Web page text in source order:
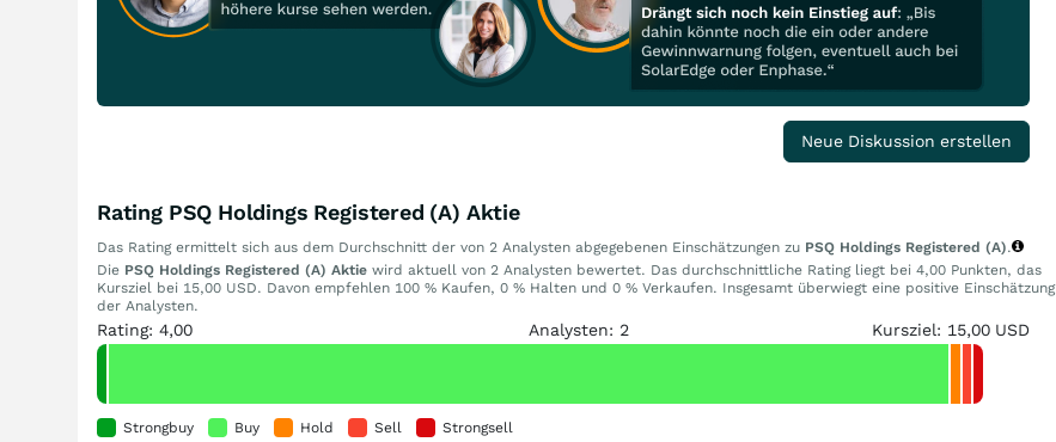
Neue Diskussion erstellen
Rating PSQ Holdings Registered (A) Aktie
Das Rating ermittelt sich aus dem Durchschnitt der von 2 Analysten abgegebenen Einschätzungen zu PSQ Holdings Registered (A).
Die PSQ Holdings Registered (A) Aktie wird aktuell von 2 Analysten bewertet. Das durchschnittliche Rating liegt bei 4,00 Punkten, das
Kursziel bei 15,00 USD. Davon empfehlen 100 % Kaufen, 0 % Halten und 0 % Verkaufen. Insgesamt überwiegt eine positive Einschätzung
der Analysten.
Rating: 4,00 Analysten: 2 Kursziel: 15,00 USD
Strongbuy Buy Hold Sell Strongsell